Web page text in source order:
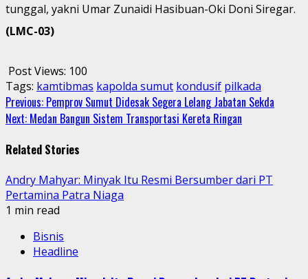
tunggal, yakni Umar Zunaidi Hasibuan-Oki Doni Siregar.
(LMC-03)
Post Views: 100
Tags: kamtibmas kapolda sumut kondusif pilkada
Continue
Reading
Previous: Pemprov Sumut Didesak Segera Lelang Jabatan Sekda
Next: Medan Bangun Sistem Transportasi Kereta Ringan
Related Stories
Andry Mahyar: Minyak Itu Resmi Bersumber dari PT
Pertamina Patra Niaga
1 min read
Bisnis
Headline